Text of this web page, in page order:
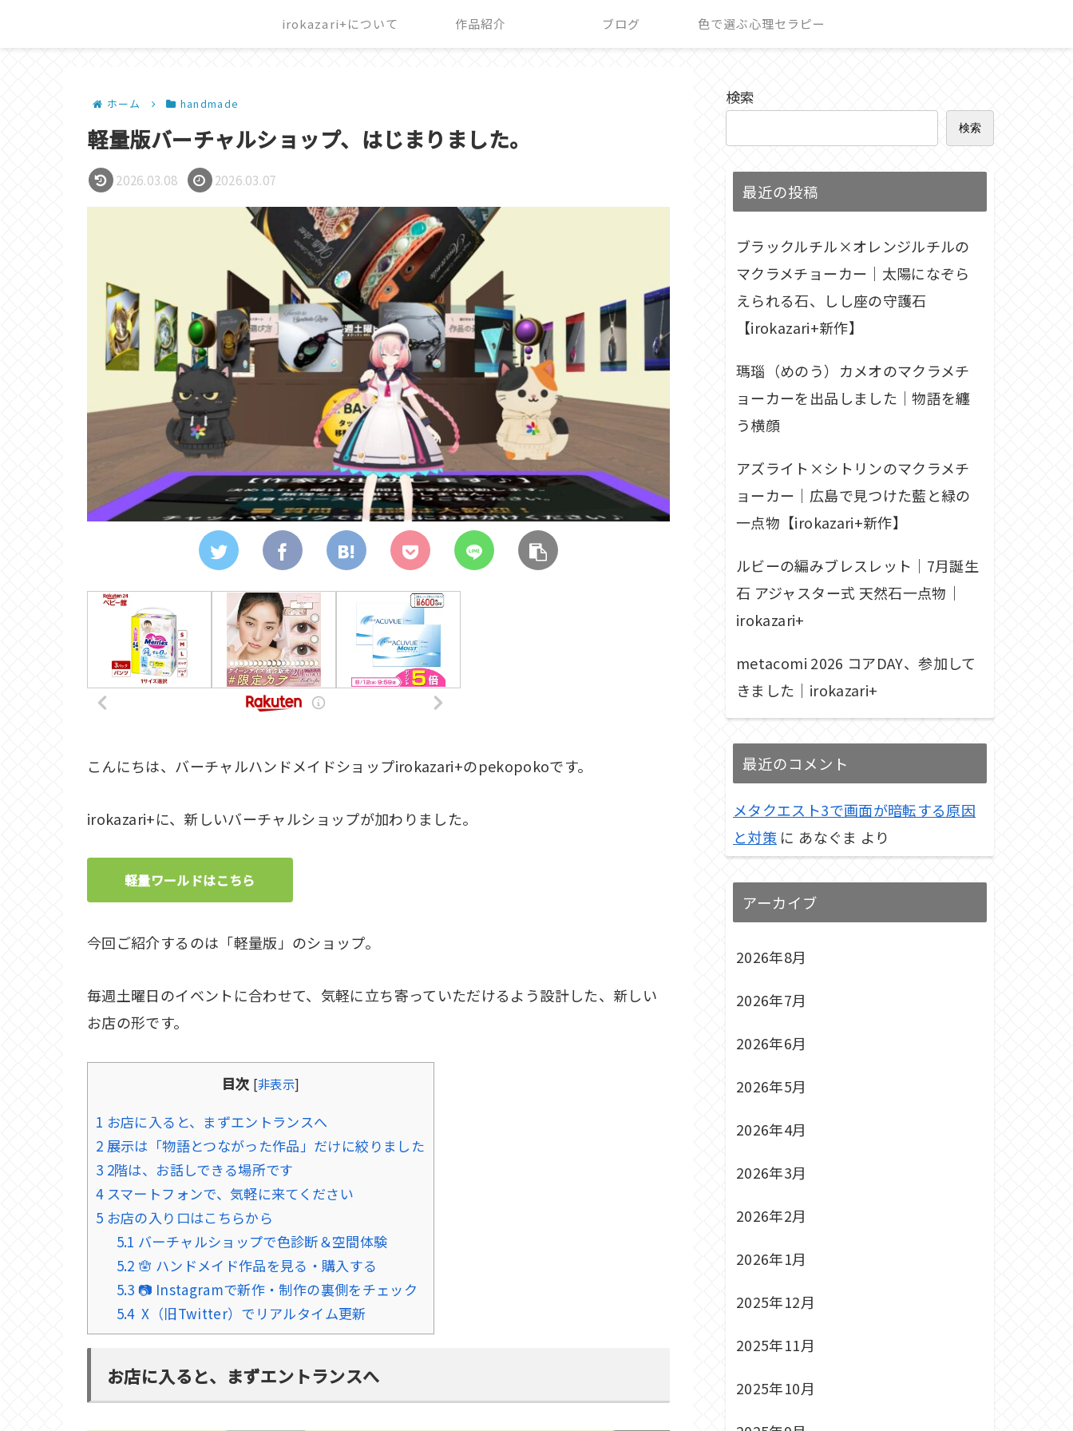
irokazari+について 作品紹介 ブログ 色で選ぶ心理セラピー
ホーム handmade
軽量版バーチャルショップ、はじまりました。
2026.03.08 2026.03.07
こんにちは、バーチャルハンドメイドショップirokazari+のpekopokoです。
irokazari+に、新しいバーチャルショップが加わりました。
軽量ワールドはこちら
今回ご紹介するのは「軽量版」のショップ。
毎週土曜日のイベントに合わせて、気軽に立ち寄っていただけるよう設計した、新しい
お店の形です。
目次 [非表示]
1 お店に入ると、まずエントランスへ
2 展示は「物語とつながった作品」だけに絞りました
3 2階は、お話しできる場所です
4スマートフォンで、気軽に来てください
5 お店の入り口はこちらから
5.1 バーチャルショップで色診断＆空間体験
5.2 🪬 ハンドメイド作品を見る・購入する
5.3 📷 Instagramで新作・制作の裏側をチェック
5.4X（旧Twitter）でリアルタイム更新
お店に入ると、まずエントランスへ
検索
検索
最近の投稿
ブラックルチル×オレンジルチルの
マクラメチョーカー｜太陽になぞら
えられる石、しし座の守護石
【irokazari+新作】
瑪瑙（めのう）カメオのマクラメチ
ョーカーを出品しました｜物語を纏
う横顔
アズライト×シトリンのマクラメチ
ョーカー｜広島で見つけた藍と緑の
一点物【irokazari+新作】
ルビーの編みブレスレット｜7月誕生
石 アジャスター式 天然石一点物｜
irokazari+
metacomi 2026 コアDAY、参加して
きました｜irokazari+
最近のコメント
メタクエスト3で画面が暗転する原因
と対策 に あなぐま より
アーカイブ
2026年8月
2026年7月
2026年6月
2026年5月
2026年4月
2026年3月
2026年2月
2026年1月
2025年12月
2025年11月
2025年10月